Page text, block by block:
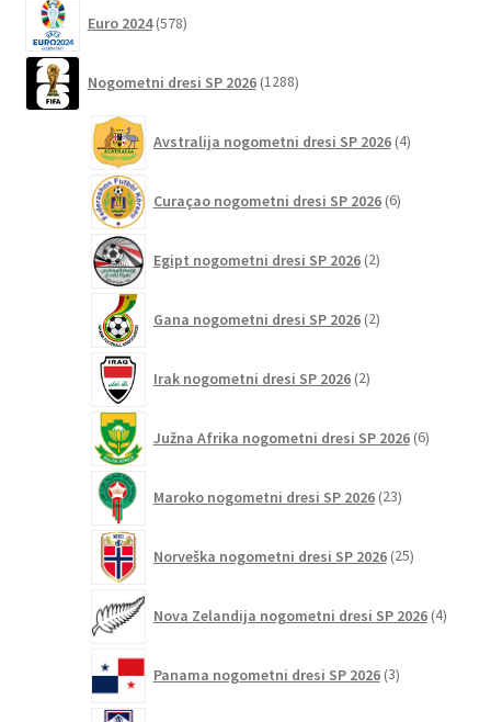
Euro 2024 578izdelkov
Nogometni dresi SP 2026 1288izdelkov
Avstralija nogometni dresi SP 2026 4izdelki
Curaçao nogometni dresi SP 2026 6izdelkov
Egipt nogometni dresi SP 2026 2izdelka
Gana nogometni dresi SP 2026 2izdelka
Irak nogometni dresi SP 2026 2izdelka
Južna Afrika nogometni dresi SP 2026 6izdelkov
Maroko nogometni dresi SP 2026 23izdelkov
Norveška nogometni dresi SP 2026 25izdelkov
Nova Zelandija nogometni dresi SP 2026 4izdelki
Panama nogometni dresi SP 2026 3izdelki